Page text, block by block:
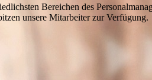
Bereichen des
unsere Mitarbeiter zur Verfügung.